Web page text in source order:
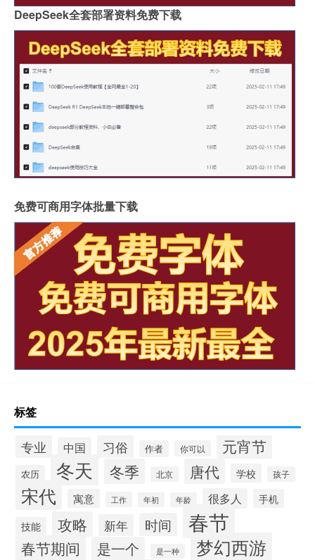
DeepSeek全套部署资料免费下载
免费可商用字体批量下载
标签
专业 中国 习俗 作者 你可以 元宵节
农历 冬天 冬季 北京 唐代 学校 孩子
宋代 寓意 工作 年初 年龄 很多人 手机
技能 攻略 新年 时间 春节
春节期间 是一个 是一种 梦幻西游